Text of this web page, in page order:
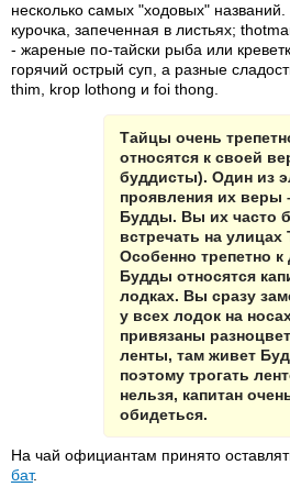
несколько самых "ходовых"
курочка, запеченная в листьях;
- жареные по-тайски рыба или
горячий острый суп, а разные
thim, krop lothong и foi thong.
Тайцы очень
относятся к своей
буддисты). Один из
проявления их веры
Будды. Вы их часто
встречать на улицах
Особенно трепетно
Будды относятся
лодках. Вы сразу
у всех лодок на
привязаны
ленты, там живет
поэтому трогать
нельзя, капитан
обидеться.
На чай официантам принято
бат.